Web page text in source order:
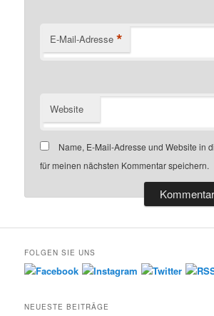
E-Mail-Adresse *
Website
Name, E-Mail-Adresse und Website in
für meinen nächsten Kommentar speichern.
FOLGEN SIE UNS
NEUESTE BEITRÄGE